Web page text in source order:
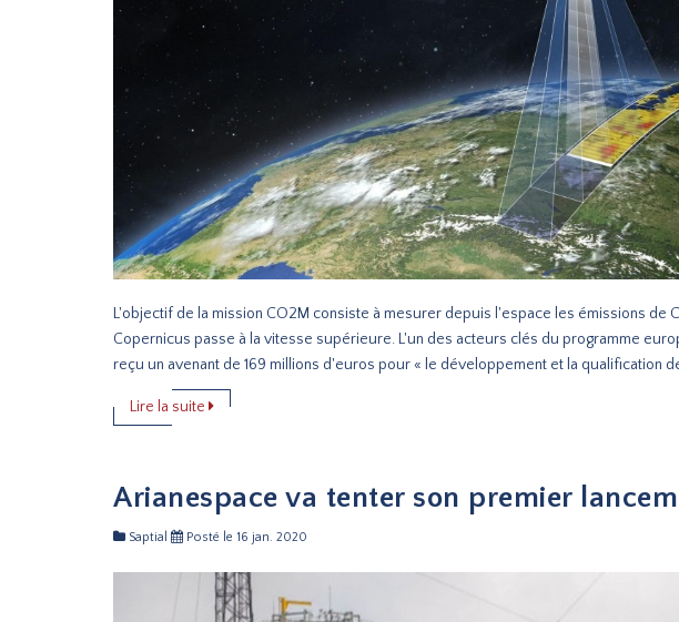
L'objectif de la mission CO2M consiste à mesurer depuis l'espace les émissions de
Copernicus passe à la vitesse supérieure. L'un des acteurs clés du programme
reçu un avenant de 169 millions d'euros pour « le développement et la qualification
Lire la suite
Arianespace va tenter son premier
Saptial Posté le 16 jan. 2020